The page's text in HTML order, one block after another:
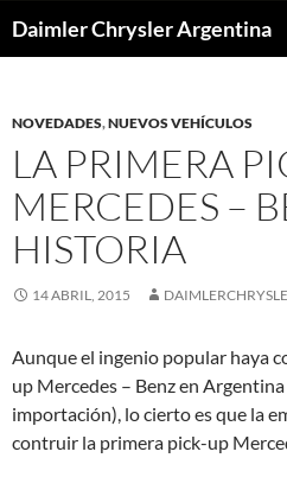
Daimler Chrysler Argentina
NOVEDADES,NUEVOS VEHÍCULOS
LA PRIMERA
MERCEDES –
HISTORIA
14 ABRIL, 2015
Aunque el ingenio popular haya
up Mercedes – Benz en
importación), lo cierto es que la
contruir la primera pick-up